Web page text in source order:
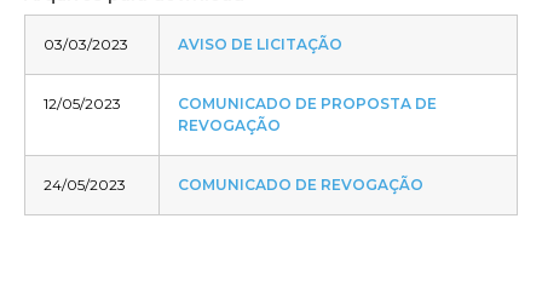
03/03/2023 AVISO DE LICITAÇÃO
12/05/2023
COMUNICADO DE PROPOSTA DE
REVOGAÇÃO
24/05/2023 COMUNICADO DE REVOGAÇÃO